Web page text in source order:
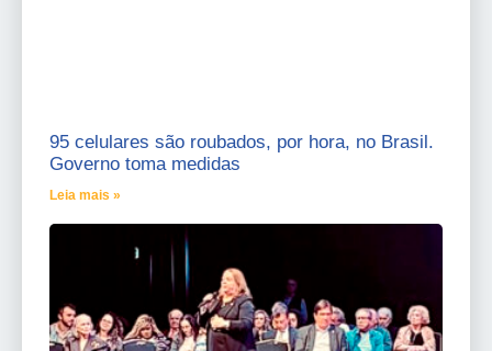
95 celulares são roubados, por hora, no Brasil.
Governo toma medidas
Leia mais »